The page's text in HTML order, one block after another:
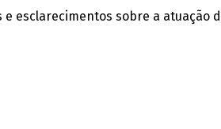
esclarecimentos sobre a atuação